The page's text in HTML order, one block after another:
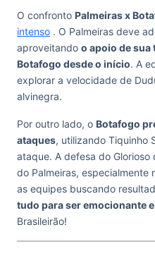
O confronto Palmeiras x
intenso . O Palmeiras deve
aproveitando o apoio de
Botafogo desde o início. A
explorar a velocidade de
alvinegra.
Por outro lado, o Botafogo
ataques, utilizando Tiquinho
ataque. A defesa do
do Palmeiras, especialmente
as equipes buscando
tudo para ser emocionante
Brasileirão!